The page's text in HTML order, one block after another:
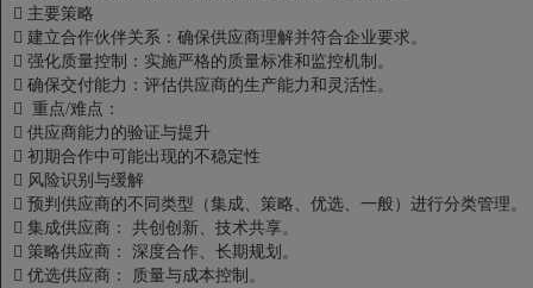
 主要策略
 建立合作伙伴关系：确保供应商理解并符合企业要求。
 强化质量控制：实施严格的质量标准和监控机制。
 确保交付能力：评估供应商的生产能力和灵活性。
 重点/难点：
 供应商能力的验证与提升
 初期合作中可能出现的不稳定性
 风险识别与缓解
 预判供应商的不同类型（集成、策略、优选、一般）进行分类管理。
 集成供应商： 共创创新、技术共享。
 策略供应商： 深度合作、长期规划。
 优选供应商： 质量与成本控制。